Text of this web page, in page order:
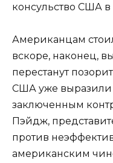
консульство США в
Американцам
вскоре, наконец,
перестанут
США уже выразили
заключенным
Пэйдж,
против
американским